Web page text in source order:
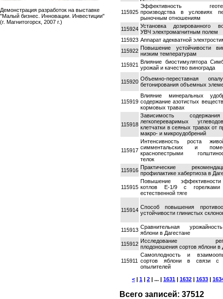
115925
Эффективность
производства в условиях
рыночным отношениям
115924 Установка дозированного
УВЧ электромагнитным полем
115923 Аппарат адекватной
115922 Повышение устойчивости
низким температурам
115921 Влияние биостимулятора
урожай и качество винограда
115920 Объемно-переставная
бетонирования объемных
115919
Влияние минеральных
содержание азотистых
кормовых травах
115918
Зависимость
легкопереваримых
клетчатки в сеяных травах от
макро- и микроудобрений
115917
Интенсивность роста
симментальских и
краснопестрыми
телок
115916 Практические
профилактике хабертиоза в
115915
Повышение
котлов Е-1/9 с
естественной тяге
115914 Способ повышения
устойчивости глинистых
115913 Сравнительная
яблони в Дагестане
115912 Исследование
плодоношения сортов яблони в
115911
Самоплодность и
сортов яблони в связи с
опылителей
< 1 2 | ... | 1631 1632 1633
Всего записей: 37512
Демонстрация разработок на выставке
"Малый бизнес. Инновации. Инвестиции"
(г. Магнитогорск, 2007 г.)